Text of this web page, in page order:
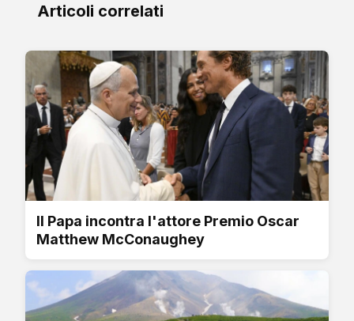
Articoli correlati
Il Papa incontra l'attore Premio Oscar
Matthew McConaughey